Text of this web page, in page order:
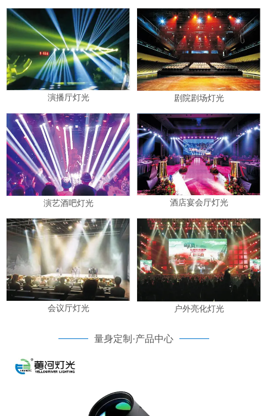
演播厅灯光 剧院剧场灯光
演艺酒吧灯光 酒店宴会厅灯光
会议厅灯光 户外亮化灯光
量身定制·产品中心